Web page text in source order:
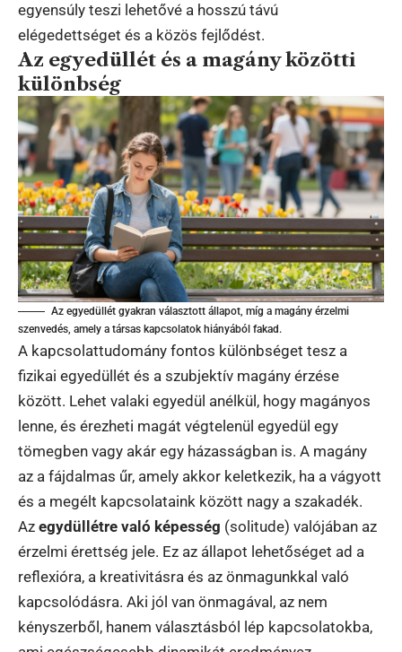
egyensúly teszi lehetővé a hosszú távú
elégedettséget és a közös fejlődést.
Az egyedüllét és a magány közötti
különbség
Az egyedüllét gyakran választott állapot, míg a magány érzelmi
szenvedés, amely a társas kapcsolatok hiányából fakad.
A kapcsolattudomány fontos különbséget tesz a
fizikai egyedüllét és a szubjektív magány érzése
között. Lehet valaki egyedül anélkül, hogy magányos
lenne, és érezheti magát végtelenül egyedül egy
tömegben vagy akár egy házasságban is. A magány
az a fájdalmas űr, amely akkor keletkezik, ha a vágyott
és a megélt kapcsolataink között nagy a szakadék.
Az egydüllétre való képesség (solitude) valójában az
érzelmi érettség jele. Ez az állapot lehetőséget ad a
reflexióra, a kreativitásra és az önmagunkkal való
kapcsolódásra. Aki jól van önmagával, az nem
kényszerből, hanem választásból lép kapcsolatokba,